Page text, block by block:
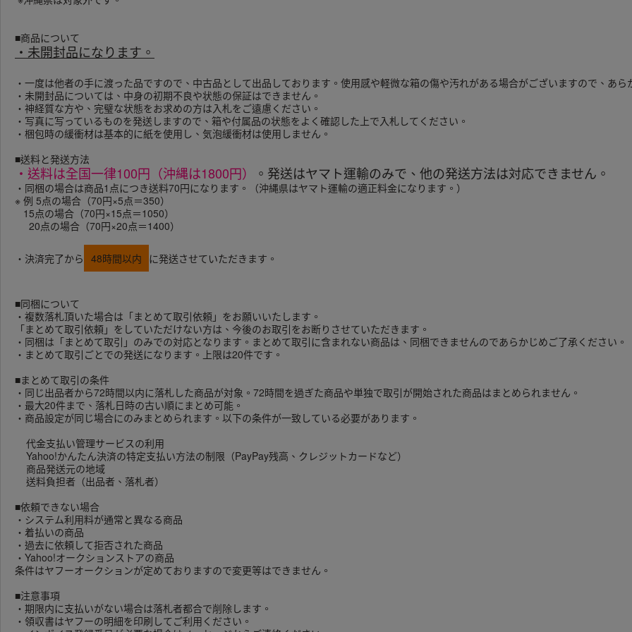
■商品について
・未開封品になります。
・一度は他者の手に渡った品ですので、中古品として出品しております。使用感や軽微な箱の傷や汚れがある場合がございますので、あら
・未開封品については、中身の初期不良や状態の保証はできません。
・神経質な方や、完璧な状態をお求めの方は入札をご遠慮ください。
・写真に写っているものを発送しますので、箱や付属品の状態をよく確認した上で入札してください。
・梱包時の緩衝材は基本的に紙を使用し、気泡緩衝材は使用しません。
■送料と発送方法
・送料は全国一律100円（沖縄は1800円） 。発送はヤマト運輸のみで、他の発送方法は対応できません。
・同梱の場合は商品1点につき送料70円になります。（沖縄県はヤマト運輸の適正料金になります。）
※ 例 5点の場合（70円×5点＝350）
15点の場合（70円×15点＝1050）
20点の場合（70円×20点＝1400）
・決済完了から 48時間以内 に発送させていただきます。
■同梱について
・複数落札頂いた場合は「まとめて取引依頼」をお願いいたします。
「まとめて取引依頼」をしていただけない方は、今後のお取引をお断りさせていただきます。
・同梱は「まとめて取引」のみでの対応となります。まとめて取引に含まれない商品は、同梱できませんのであらかじめご了承ください。
・まとめて取引ごとでの発送になります。上限は20件です。
■まとめて取引の条件
・同じ出品者から72時間以内に落札した商品が対象。72時間を過ぎた商品や単独で取引が開始された商品はまとめられません。
・最大20件まで、落札日時の古い順にまとめ可能。
・商品設定が同じ場合にのみまとめられます。以下の条件が一致している必要があります。
代金支払い管理サービスの利用
Yahoo!かんたん決済の特定支払い方法の制限（PayPay残高、クレジットカードなど）
商品発送元の地域
送料負担者（出品者、落札者）
■依頼できない場合
・システム利用料が通常と異なる商品
・着払いの商品
・過去に依頼して拒否された商品
・Yahoo!オークションストアの商品
条件はヤフーオークションが定めておりますので変更等はできません。
■注意事項
・期限内に支払いがない場合は落札者都合で削除します。
・領収書はヤフーの明細を印刷してご利用ください。